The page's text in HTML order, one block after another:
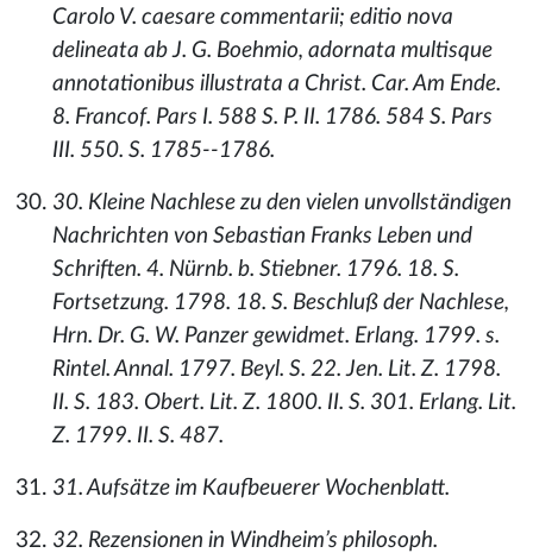
Carolo V. caesare commentarii; editio nova
delineata ab J. G. Boehmio, adornata multisque
annotationibus illustrata a Christ. Car. Am Ende.
8. Francof. Pars I. 588 S. P. II. 1786. 584 S. Pars
III. 550. S. 1785--1786.
30. Kleine Nachlese zu den vielen unvollständigen
Nachrichten von Sebastian Franks Leben und
Schriften. 4. Nürnb. b. Stiebner. 1796. 18. S.
Fortsetzung. 1798. 18. S. Beschluß der Nachlese,
Hrn. Dr. G. W. Panzer gewidmet. Erlang. 1799. s.
Rintel. Annal. 1797. Beyl. S. 22. Jen. Lit. Z. 1798.
II. S. 183. Obert. Lit. Z. 1800. II. S. 301. Erlang. Lit.
Z. 1799. II. S. 487.
31. Aufsätze im Kaufbeuerer Wochenblatt.
32. Rezensionen in Windheim’s philosoph.